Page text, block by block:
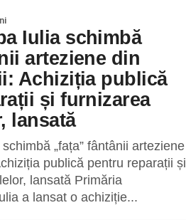
Iulia schimbă
arteziene din
Achiziția publică
și furnizarea
lansată
„fața” fântânii arteziene
publică pentru reparații și
lansată Primăria
a lansat o achiziție...